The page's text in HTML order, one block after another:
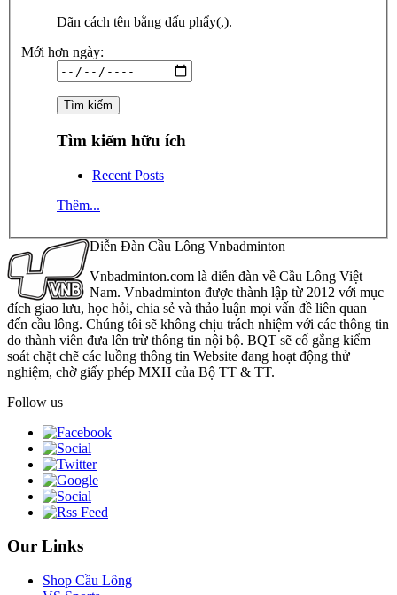
Dãn cách tên bằng dấu phẩy(,).
Mới hơn ngày:
Tìm kiếm hữu ích
Recent Posts
Thêm...
Diễn Đàn Cầu Lông Vnbadminton
Vnbadminton.com là diễn đàn về Cầu Lông Việt
Nam. Vnbadminton được thành lập từ 2012 với mục
đích giao lưu, học hỏi, chia sẻ và thảo luận mọi vấn đề liên quan
đến cầu lông. Chúng tôi sẽ không chịu trách nhiệm với các thông tin
do thành viên đưa lên trừ thông tin nội bộ. BQT sẽ cố gắng kiểm
soát chặt chẽ các luồng thông tin Website đang hoạt động thử
nghiệm, chờ giấy phép MXH của Bộ TT & TT.
Follow us
Our Links
Shop Cầu Lông